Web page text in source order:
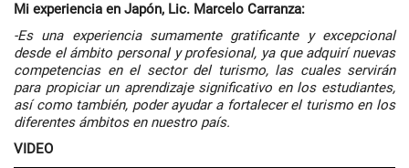
Mi experiencia en Japón, Lic. Marcelo Carranza:
-Es una experiencia sumamente gratificante y excepcional
desde el ámbito personal y profesional, ya que adquirí nuevas
competencias en el sector del turismo, las cuales servirán
para propiciar un aprendizaje significativo en los estudiantes,
así como también, poder ayudar a fortalecer el turismo en los
diferentes ámbitos en nuestro país.
VIDEO